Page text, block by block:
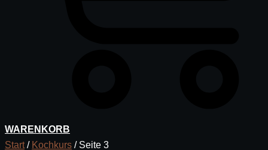
WARENKORB
Start/ Kochkurs / Seite 3